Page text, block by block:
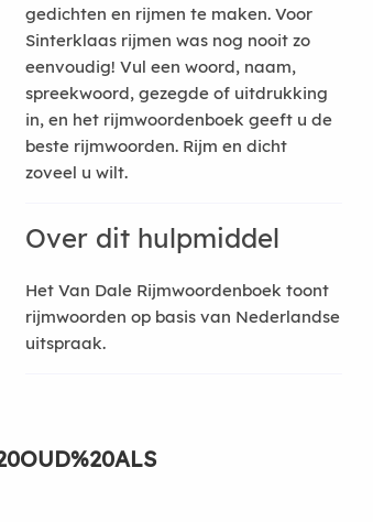
gedichten en rijmen te maken. Voor
Sinterklaas rijmen was nog nooit zo
eenvoudig! Vul een woord, naam,
spreekwoord, gezegde of uitdrukking
in, en het rijmwoordenboek geeft u de
beste rijmwoorden. Rijm en dicht
zoveel u wilt.
Over dit hulpmiddel
Het Van Dale Rijmwoordenboek toont
rijmwoorden op basis van Nederlandse
uitspraak.